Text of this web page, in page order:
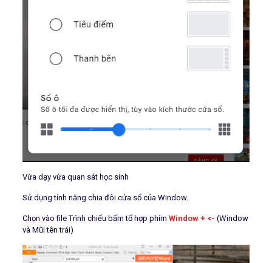
Vừa dạy vừa quan sát học sinh
Sử dụng tính năng chia đôi cửa sổ của Window.
Chọn vào file Trình chiếu bấm tổ hợp phím Window + <- (Window
và Mũi tên trái)